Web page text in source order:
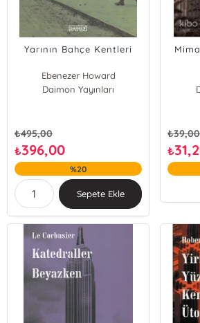
Yarının Bahçe Kentleri
Ebenezer Howard
Daimon Yayınları
₺495,00
₺396,00
%20
Sepete Ekle
₺39,00
₺